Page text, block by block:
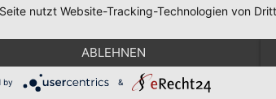
nutzt Website-Tracking-Technologien von
ABLEHNEN
by &